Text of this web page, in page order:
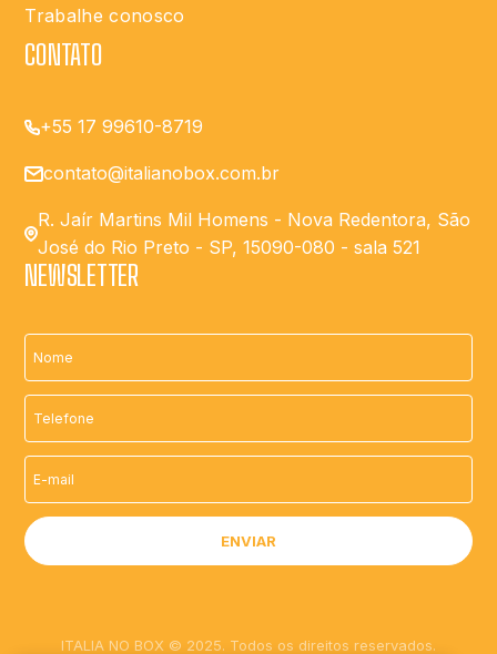
Trabalhe conosco
CONTATO
+55 17 99610-8719
contato@italianobox.com.br
R. Jaír Martins Mil Homens - Nova Redentora, São
José do Rio Preto - SP, 15090-080 - sala 521
NEWSLETTER
ITALIA NO BOX © 2025. Todos os direitos reservados.